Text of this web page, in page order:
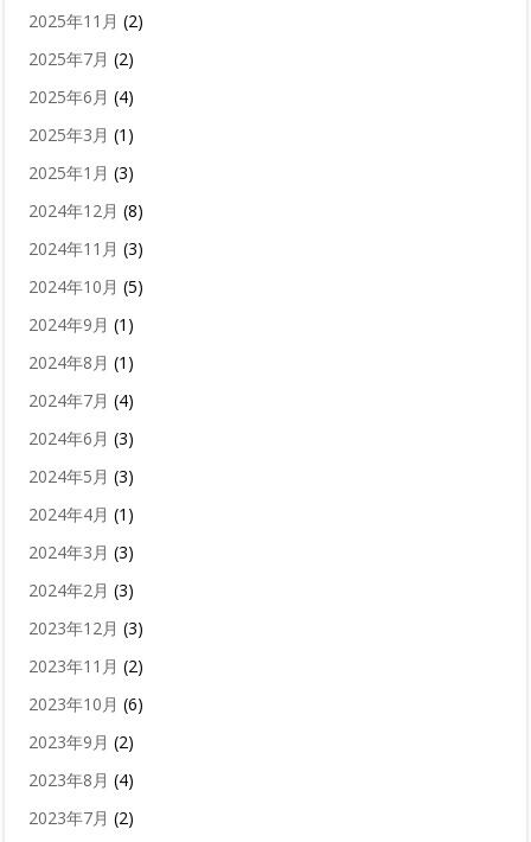
2025年11月 (2)
2025年7月 (2)
2025年6月 (4)
2025年3月 (1)
2025年1月 (3)
2024年12月 (8)
2024年11月 (3)
2024年10月 (5)
2024年9月 (1)
2024年8月 (1)
2024年7月 (4)
2024年6月 (3)
2024年5月 (3)
2024年4月 (1)
2024年3月 (3)
2024年2月 (3)
2023年12月 (3)
2023年11月 (2)
2023年10月 (6)
2023年9月 (2)
2023年8月 (4)
2023年7月 (2)